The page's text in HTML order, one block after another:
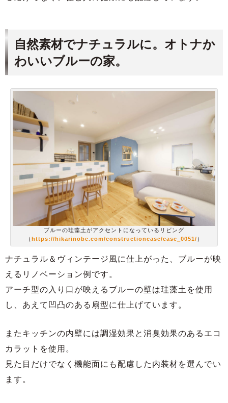
自然素材でナチュラルに。オトナか
わいいブルーの家。
ブルーの珪藻土がアクセントになっているリビング
（ https://hikarinobe.com/constructioncase/case_0051/ ）
ナチュラル＆ヴィンテージ風に仕上がった、ブルーが映
えるリノベーション例です。
アーチ型の入り口が映えるブルーの壁は珪藻土を使用
し、あえて凹凸のある扇型に仕上げています。
またキッチンの内壁には調湿効果と消臭効果のあるエコ
カラットを使用。
見た目だけでなく機能面にも配慮した内装材を選んでい
ます。